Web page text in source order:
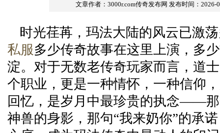
文章作者：3000r.com传奇发布网 发布时间：2026-
时光荏苒，玛法大陆的风云已激
私服多少传奇故事在这里上演，多
淀。对于无数老传奇玩家而言，道
个职业，更是一种情怀，一种信仰
回忆，是岁月中最珍贵的执念——
神兽的身影，那句“我来奶你”的承